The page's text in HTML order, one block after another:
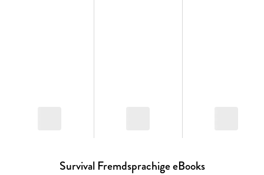
Survival Fremdsprachige eBooks